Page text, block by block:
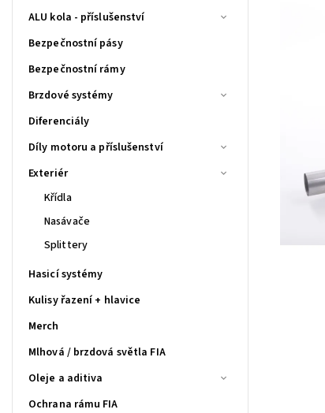
ALU kola - příslušenství
Bezpečnostní pásy
Bezpečnostní rámy
Brzdové systémy
Diferenciály
Díly motoru a příslušenství
Exteriér
Křídla
Nasávače
Splittery
Hasicí systémy
Kulisy řazení + hlavice
Merch
Mlhová / brzdová světla FIA
Oleje a aditiva
Ochrana rámu FIA